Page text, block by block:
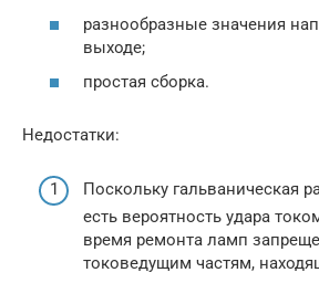
разнообразные значения
выходе;
простая сборка.
Недостатки:
Поскольку гальваническая
есть вероятность удара
время ремонта ламп
токоведущим частям,